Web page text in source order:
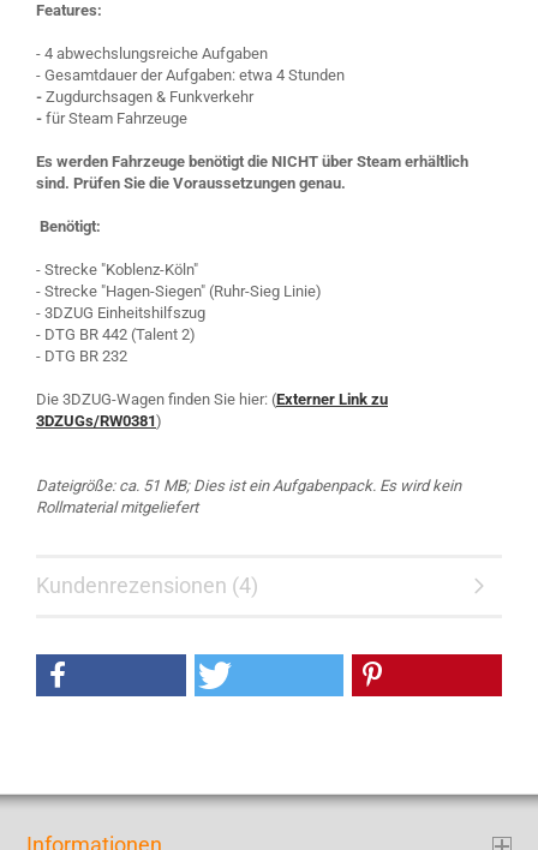
Features:
- 4 abwechslungsreiche Aufgaben
- Gesamtdauer der Aufgaben: etwa 4 Stunden
- Zugdurchsagen & Funkverkehr
- für Steam Fahrzeuge
Es werden Fahrzeuge benötigt die NICHT über Steam erhältlich
sind. Prüfen Sie die Voraussetzungen genau.
Benötigt:
- Strecke "Koblenz-Köln"
- Strecke "Hagen-Siegen" (Ruhr-Sieg Linie)
- 3DZUG Einheitshilfszug
- DTG BR 442 (Talent 2)
- DTG BR 232
Die 3DZUG-Wagen finden Sie hier: (Externer Link zu
3DZUGs/RW0381)
Dateigröße: ca. 51 MB; Dies ist ein Aufgabenpack. Es wird kein
Rollmaterial mitgeliefert
Kundenrezensionen (4)
Informationen